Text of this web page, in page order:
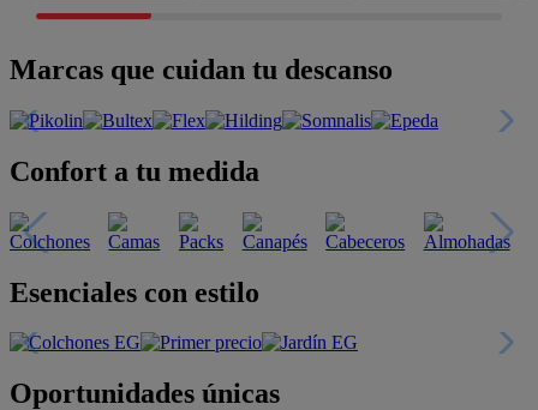
Marcas que cuidan tu descanso
Confort a tu medida
Esenciales con estilo
Oportunidades únicas